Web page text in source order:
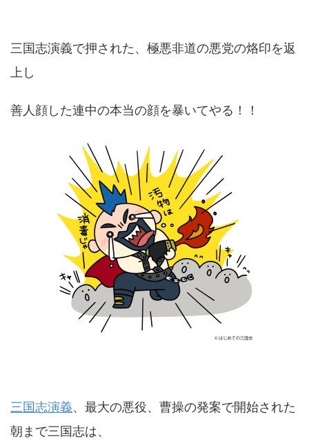
三国志演義で押された、極悪非道の悪党の烙印を返
上し
善人顔した連中の本当の顔を暴いてやる！！
三国志演義、最大の悪役、曹操の発案で開始された
朝まで三国志は、